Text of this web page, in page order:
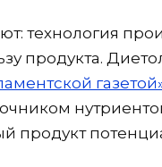
технология
продукта.
продукт